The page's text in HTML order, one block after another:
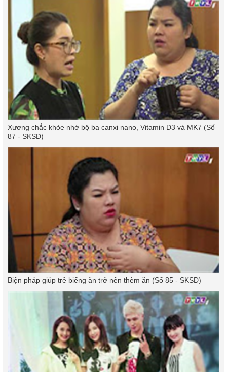
Xương chắc khỏe nhờ bộ ba canxi nano, Vitamin D3 và MK7 (Số
87 - SKSĐ)
Biện pháp giúp trẻ biếng ăn trở nên thèm ăn (Số 85 - SKSĐ)